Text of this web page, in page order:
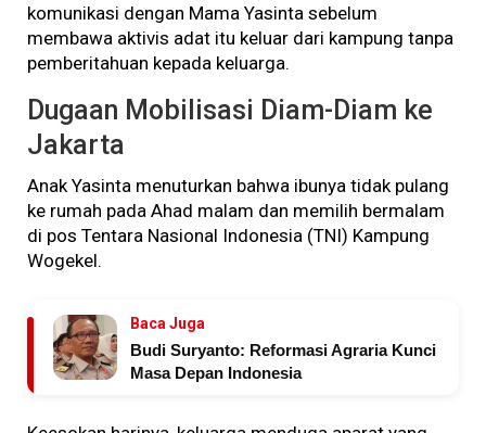
komunikasi dengan Mama Yasinta sebelum
membawa aktivis adat itu keluar dari kampung tanpa
pemberitahuan kepada keluarga.
Dugaan Mobilisasi Diam-Diam ke
Jakarta
Anak Yasinta menuturkan bahwa ibunya tidak pulang
ke rumah pada Ahad malam dan memilih bermalam
di pos Tentara Nasional Indonesia (TNI) Kampung
Wogekel.
Baca Juga
Budi Suryanto: Reformasi Agraria Kunci
Masa Depan Indonesia